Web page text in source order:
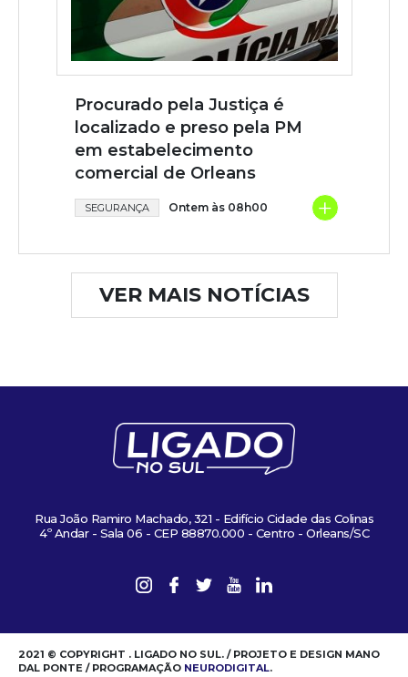
Procurado pela Justiça é
localizado e preso pela PM
em estabelecimento
comercial de Orleans
SEGURANÇA Ontem às 08h00 +
VER MAIS NOTÍCIAS
Rua João Ramiro Machado, 321 - Edifício Cidade das Colinas
4º Andar - Sala 06 - CEP 88870.000 - Centro - Orleans/SC
2021 © COPYRIGHT . LIGADO NO SUL. / PROJETO E DESIGN MANO
DAL PONTE / PROGRAMAÇÃO NEURODIGITAL.